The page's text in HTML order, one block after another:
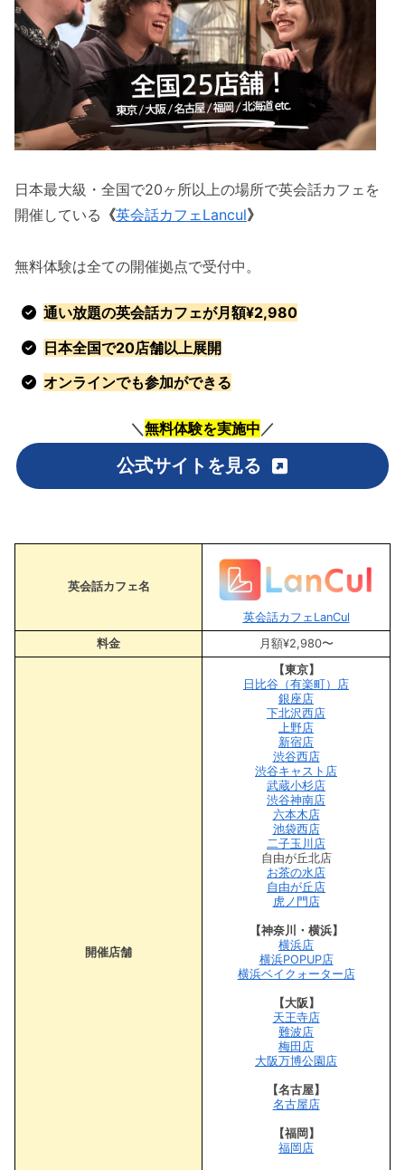
日本最大級・全国で20ヶ所以上の場所で英会話カフェを
開催している 《英会話カフェLancul》
無料体験は全ての開催拠点で受付中。
通い放題の英会話カフェが月額¥2,980
日本全国で20店舗以上展開
オンラインでも参加ができる
＼無料体験を実施中／
公式サイトを見る
英会話カフェ名
英会話カフェLanCul
料金
月額¥2,980〜
開催店舗
【東京】
日比谷（有楽町）店
銀座店
下北沢西店
上野店
新宿店
渋谷西店
渋谷キャスト店
武蔵小杉店
渋谷神南店
六本木店
池袋西店
二子玉川店
自由が丘北店
お茶の水店
自由が丘店
虎ノ門店
【神奈川・横浜】
横浜店
横浜POPUP店
横浜ベイクォーター店
【大阪】
天王寺店
難波店
梅田店
大阪万博公園店
【名古屋】
名古屋店
【福岡】
福岡店